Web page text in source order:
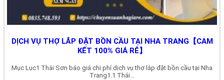
DỊCH VỤ THỢ LẮP ĐẶT BỒN CẦU TẠI NHA TRANG【CAM
KẾT 100% GIÁ RẺ】
Mục Lục1 Thái Sơn báo giá chi phí dịch vụ thợ lắp đặt bồn cầu tại Nha
Trang1.1 Thái...